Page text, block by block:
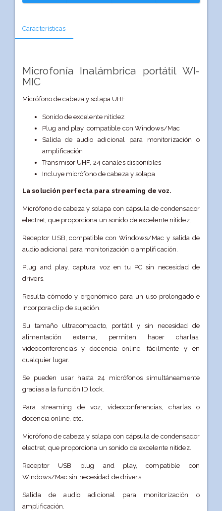
Características
Microfonía Inalámbrica portátil WI-
MIC
Micrófono de cabeza y solapa UHF
Sonido de excelente nitidez
Plug and play, compatible con Windows/Mac
Salida de audio adicional para monitorización o
amplificación
Transmisor UHF, 24 canales disponibles
Incluye micrófono de cabeza y solapa
La solución perfecta para streaming de voz.
Micrófono de cabeza y solapa con cápsula de condensador
electret, que proporciona un sonido de excelente nitidez.
Receptor USB, compatible con Windows/Mac y salida de
audio adicional para monitorización o amplificación.
Plug and play, captura voz en tu PC sin necesidad de
drivers.
Resulta cómodo y ergonómico para un uso prolongado e
incorpora clip de sujeción.
Su tamaño ultracompacto, portátil y sin necesidad de
alimentación externa, permiten hacer charlas,
videoconferencias y docencia online, fácilmente y en
cualquier lugar.
Se pueden usar hasta 24 micrófonos simultáneamente
gracias a la función ID lock.
Para streaming de voz, videoconferencias, charlas o
docencia online, etc.
Micrófono de cabeza y solapa con cápsula de condensador
electret, que proporciona un sonido de excelente nitidez.
Receptor USB plug and play, compatible con
Windows/Mac sin necesidad de drivers.
Salida de audio adicional para monitorización o
amplificación.